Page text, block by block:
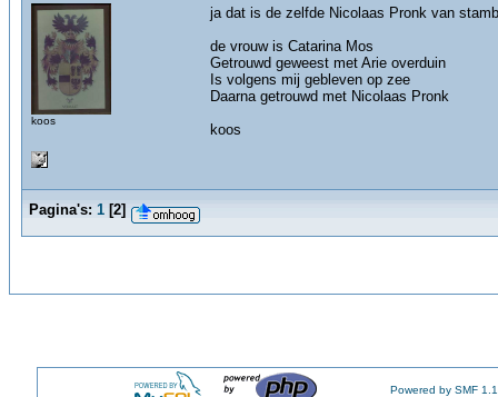
koos
ja dat is de zelfde Nicolaas Pronk van
de vrouw is Catarina Mos
Getrouwd geweest met Arie overduin
Is volgens mij gebleven op zee
Daarna getrouwd met Nicolaas Pronk
koos
Pagina's: 1 [2]
Powered by SMF